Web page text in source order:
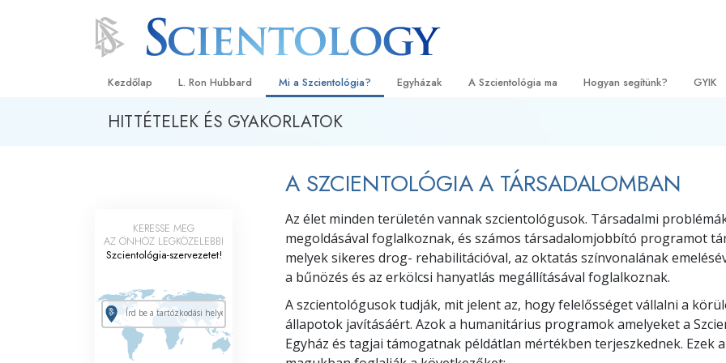
Kezdőlap L. Ron Hubbard Mi a Szcientológia?
Hittételek és gyakorlatok
Mit mondanak a szcientológusok
Ismerjen meg egy szcientológust!
Látogatás egy egyházban
Bevezetés a Dianetikába
Egyházak
Haladó szervezetek
Flag Szárazföldi Bázis
Freewinds
Eljuttatjuk a világak a Scientology-t
A Szcientológia ma
David Miscavige – A Scientology
Hogyan segítünk?
Criminon
Narconon
Az igazság a drogokról
Együtt az Emberi Jogokért
Állampolgári Bizottság az
Jogokért
GYIK
Kezdő
HITTÉTELEK ÉS GYAKORLATOK
A SZCIENTOLÓGIA A TÁRSADALOMBAN
Az élet minden területén vannak szcientológusok. Társadalmi
megoldásával foglalkoznak, és számos társadalomjobbító programot
melyek sikeres drog- rehabilitációval, az oktatás színvonalának
a bűnözés és az erkölcsi hanyatlás megállításával foglalkoznak.
A szcientológusok tudják, mit jelent az, hogy felelősséget vállalni a
állapotok javításáért. Azok a humanitárius programok amelyeket a
Egyház és tagjai támogatnak példátlan mértékben terjeszkednek. Ezek
KERESSE MEG
AZ ÖNHÖZ LEGKÖZELEBBI
Szcientológia-szervezetet!